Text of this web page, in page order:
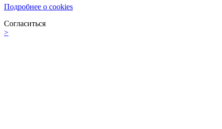
Подробнее о cookies
Согласиться
>